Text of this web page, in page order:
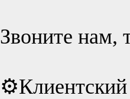
Звоните нам,
⚙️Клиентский